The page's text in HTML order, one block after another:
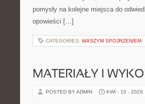
pomysły na kolejne miejsca do
opowieści […]
CATEGORIES: WASZYM SPOJRZENIEM
MATERIAŁY I
POSTED BY ADMIN KWI - 10 - 2026